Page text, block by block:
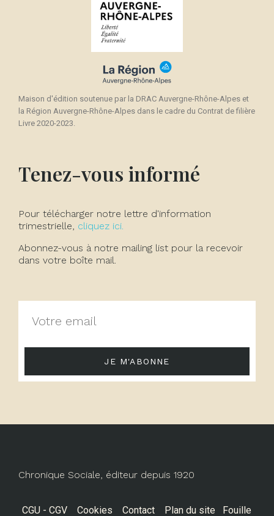
Maison d'édition soutenue par la DRAC Auvergne-Rhône-Alpes et
la Région Auvergne-Rhône-Alpes dans le cadre du Contrat de filière
Livre 2020-2023.
Tenez-vous informé
Pour télécharger notre lettre d'information
trimestrielle, cliquez ici.
Abonnez-vous à notre mailing list pour la recevoir
dans votre boîte mail.
JE M'ABONNE
Chronique Sociale, éditeur depuis 1920
CGU - CGV Cookies Contact Plan du site Fouille